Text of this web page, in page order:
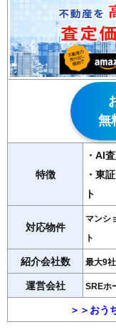
無
特徴
・AI
・東
ト
対応物件
マンシ
ト
紹介会社数 最大9社
運営会社 SREホ
＞＞おう